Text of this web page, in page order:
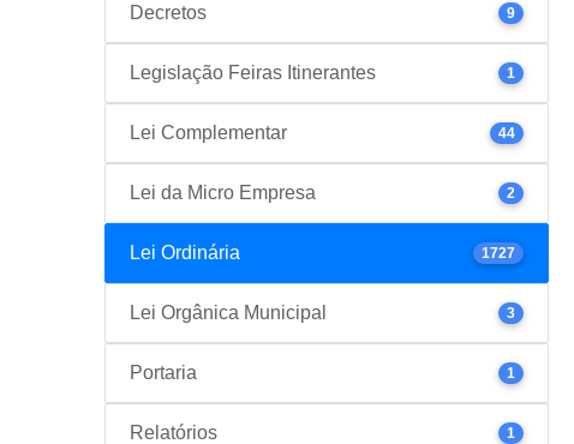
Decretos 9
Legislação Feiras Itinerantes 1
Lei Complementar 44
Lei da Micro Empresa 2
Lei Ordinária 1727
Lei Orgânica Municipal 3
Portaria 1
Relatórios 1